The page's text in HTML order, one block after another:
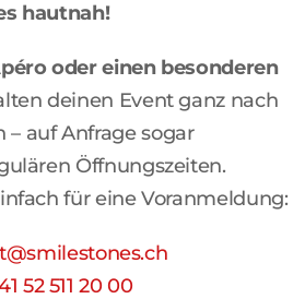
hautnah!
oder einen besonderen
deinen Event ganz nach
auf Anfrage sogar
Öffnungszeiten.
für eine Voranmeldung:
52 511 20 00